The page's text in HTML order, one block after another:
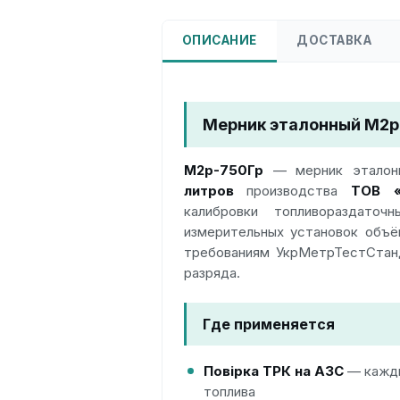
ОПИСАНИЕ ДОСТАВКА
Мерник эталонный
М2р-750Гр — мерник
литровпроизводства ТОВ
калибровки
измерительных установок
требованиям
разряда.
Где применяется
Повірка ТРК на АЗС—
топлива